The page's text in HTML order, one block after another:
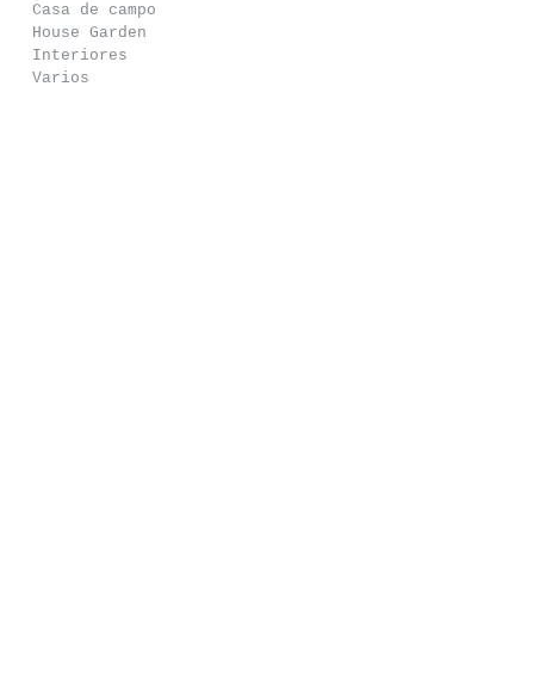
Casa de campo
House Garden
Interiores
Varios